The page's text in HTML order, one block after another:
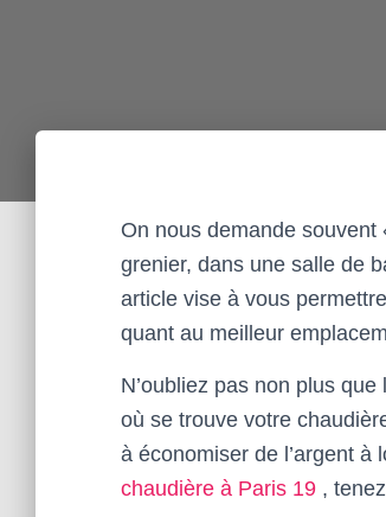
On nous demande
grenier, dans une salle de
article vise à vous
quant au meilleur
N’oubliez pas non plus
où se trouve votre
à économiser de l’argent à
chaudière à Paris 19 ,